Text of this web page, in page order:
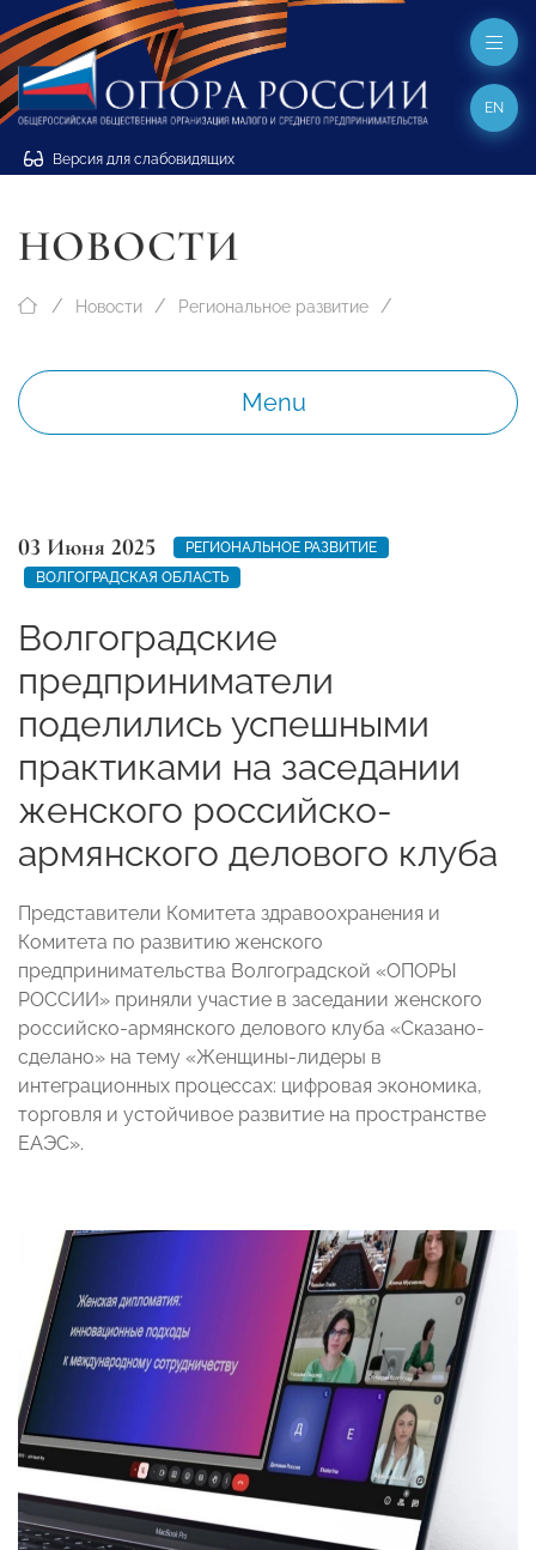
Версия для слабовидящих
EN
НОВОСТИ
Новости Региональное развитие
Menu
03 Июня 2025
РЕГИОНАЛЬНОЕ РАЗВИТИЕ
ВОЛГОГРАДСКАЯ ОБЛАСТЬ
Волгоградские
предприниматели
поделились успешными
практиками на заседании
женского российско-
армянского делового клуба
Представители Комитета здравоохранения и
Комитета по развитию женского
предпринимательства Волгоградской «ОПОРЫ
РОССИИ» приняли участие в заседании женского
российско-армянского делового клуба «Сказано-
сделано» на тему «Женщины-лидеры в
интеграционных процессах: цифровая экономика,
торговля и устойчивое развитие на пространстве
ЕАЭС».